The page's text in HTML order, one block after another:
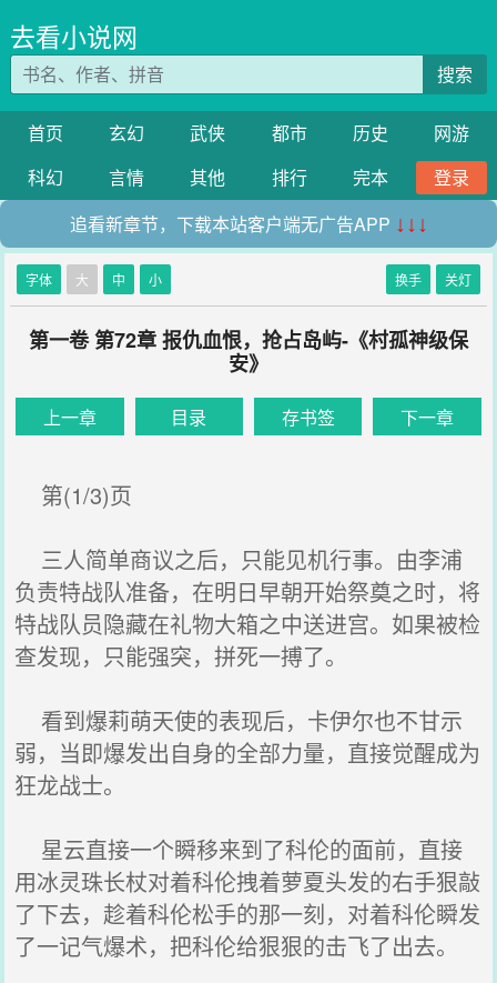
去看小说网
搜索
首页 玄幻 武侠 都市 历史
网游
科幻
言情 其他 排行 完本
登录
追看新章节，下载本站客户端无广告APP ↓↓↓
字体 大 中 小 换手 关灯
第一卷 第72章 报仇血恨，抢占岛屿-《村孤神级保
安》
上一章 目录 存书签 下一章
第(1/3)页
三人简单商议之后，只能见机行事。由李浦
负责特战队准备，在明日早朝开始祭奠之时，将
特战队员隐藏在礼物大箱之中送进宫。如果被检
查发现，只能强突，拼死一搏了。
看到爆莉萌天使的表现后，卡伊尔也不甘示
弱，当即爆发出自身的全部力量，直接觉醒成为
狂龙战士。
星云直接一个瞬移来到了科伦的面前，直接
用冰灵珠长杖对着科伦拽着萝夏头发的右手狠敲
了下去，趁着科伦松手的那一刻，对着科伦瞬发
了一记气爆术，把科伦给狠狠的击飞了出去。